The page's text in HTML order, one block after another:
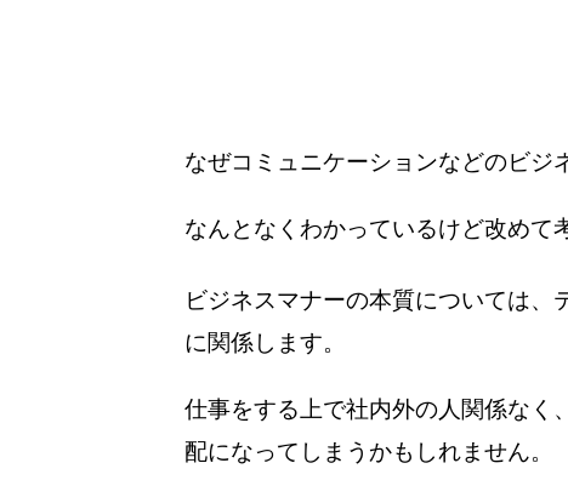
なぜコミュニケーションなどのビジ
なんとなくわかっているけど改めて
ビジネスマナーの本質については、
に関係します。
仕事をする上で社内外の人関係なく
配になってしまうかもしれません。